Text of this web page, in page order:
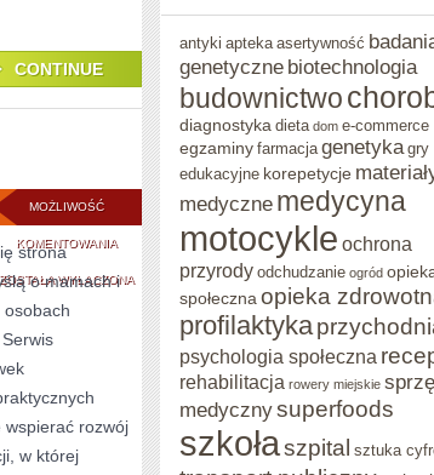
CONTINUE
MOŻLIWOŚĆ
KOMENTOWANIANOWINKI
EDUKACYJNE
WYŁĄCZONA
strona
o mamach i
rozwój
w której
antyki apteka asertywność
genetyczne biotechnologia
budownictwo
diagnostyka dieta dom e-commerce
egzaminy farmacja genetyka gry
edukacyjne korepetycje
medyczne medycyna
motocykle ochrona
przyrody odchudzanie ogród
społeczna opieka
profilaktyka
psychologia społeczna
rehabilitacja rowery miejskie
medycznysuperfoods
szkołaszpital sztuka